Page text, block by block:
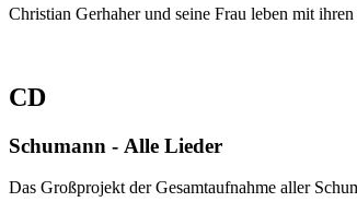
Christian Gerhaher und seine Frau leben mit
CD
Schumann - Alle Lieder
Das Großprojekt der Gesamtaufnahme aller